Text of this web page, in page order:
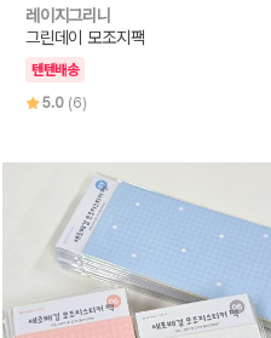
레이지그리니
그린데이 모조지팩
텐텐배송
5.0 (6)